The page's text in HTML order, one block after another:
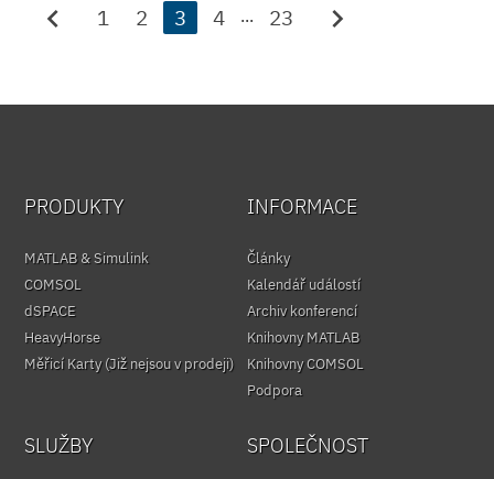
chevron_left 1 2 3 4 ... 23 chevron_right
PRODUKTY
MATLAB & Simulink
COMSOL
dSPACE
HeavyHorse
Měřicí Karty (Již nejsou v prodeji)
INFORMACE
Články
Kalendář událostí
Archiv konferencí
Knihovny MATLAB
Knihovny COMSOL
Podpora
SLUŽBY SPOLEČNOST